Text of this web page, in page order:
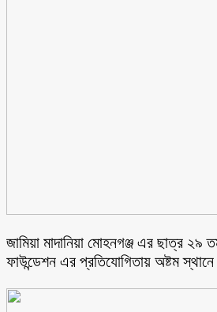
জামিয়া মাদানিয়া মোহনগঞ্জ এর ছাত্র
ফাউন্ডেশন এর প্রতিযোগিতায় অষ্টম